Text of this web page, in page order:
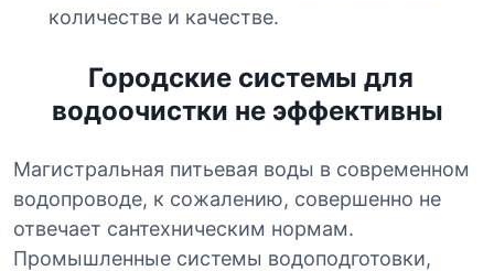
количестве и качестве.
Городские системы для
водоочистки не эффективны
Магистральная питьевая воды в современном
водопроводе, к сожалению, совершенно не
отвечает сантехническим нормам.
Промышленные системы водоподготовки,